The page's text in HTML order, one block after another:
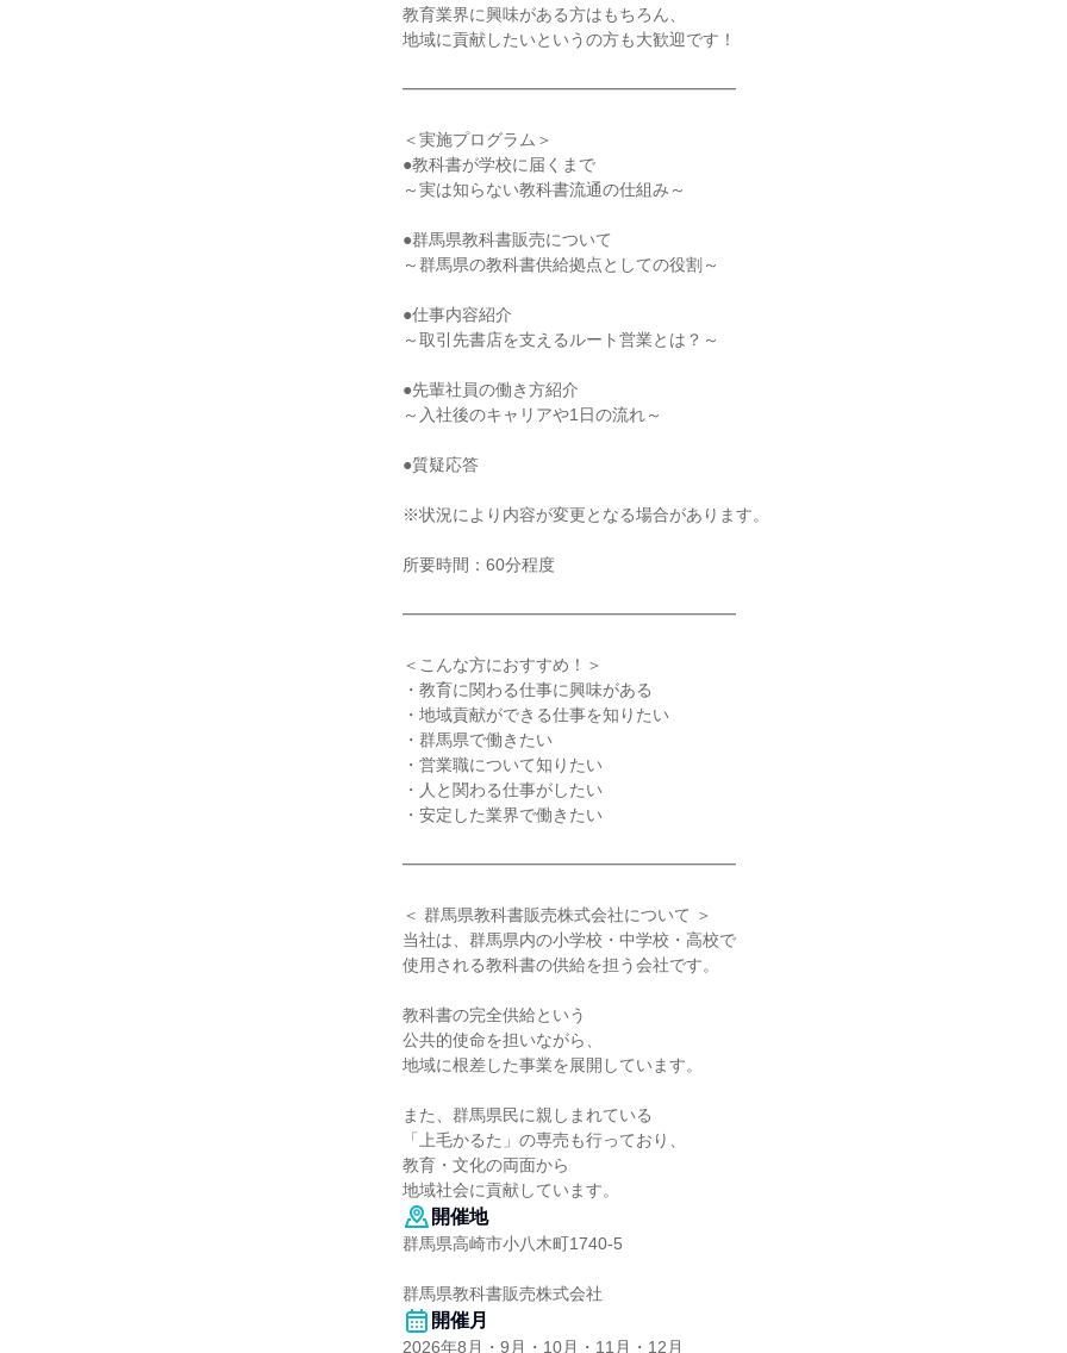
教育業界に興味がある方はもちろん、
地域に貢献したいというの方も大歓迎です！
━━━━━━━━━━━━━━━━━━━━
＜実施プログラム＞
●教科書が学校に届くまで
～実は知らない教科書流通の仕組み～
●群馬県教科書販売について
～群馬県の教科書供給拠点としての役割～
●仕事内容紹介
～取引先書店を支えるルート営業とは？～
●先輩社員の働き方紹介
～入社後のキャリアや1日の流れ～
●質疑応答
※状況により内容が変更となる場合があります。
所要時間：60分程度
━━━━━━━━━━━━━━━━━━━━
＜こんな方におすすめ！＞
・教育に関わる仕事に興味がある
・地域貢献ができる仕事を知りたい
・群馬県で働きたい
・営業職について知りたい
・人と関わる仕事がしたい
・安定した業界で働きたい
━━━━━━━━━━━━━━━━━━━━
＜ 群馬県教科書販売株式会社について ＞
当社は、群馬県内の小学校・中学校・高校で
使用される教科書の供給を担う会社です。
教科書の完全供給という
公共的使命を担いながら、
地域に根差した事業を展開しています。
また、群馬県民に親しまれている
「上毛かるた」の専売も行っており、
教育・文化の両面から
地域社会に貢献しています。
開催地
群馬県高崎市小八木町1740-5
群馬県教科書販売株式会社
開催月
2026年8月・9月・10月・11月・12月